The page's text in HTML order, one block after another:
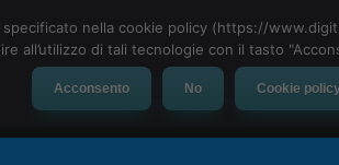
Social Network App Automotive
nella cookie policy (https://
all’utilizzo di tali tecnologie con il tasto
Acconsento No Cookie